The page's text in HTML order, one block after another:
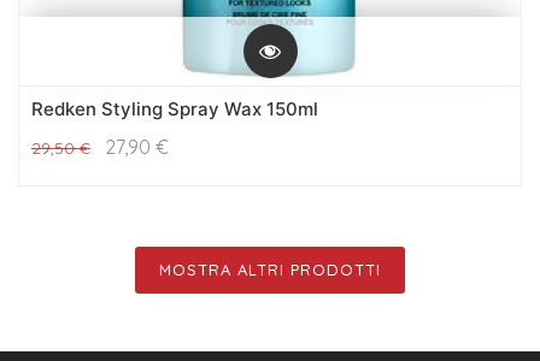
Redken Styling Spray Wax 150ml
29,50€ 27,90 €
MOSTRA ALTRI PRODOTTI